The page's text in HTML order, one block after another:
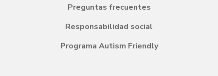
Preguntas frecuentes
Responsabilidad social
Programa Autism Friendly